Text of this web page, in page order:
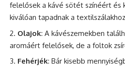
felelősek a kávé sötét színéért és
kiválóan tapadnak a
Olajok: A kávészemekben
aromáért felelősek, de a foltok
Fehérjék: Bár kisebb